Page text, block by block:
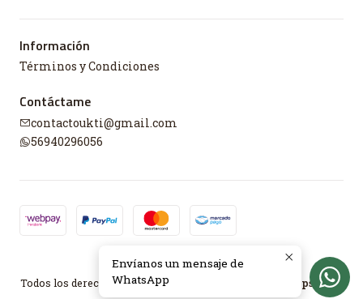
Información
Términos y Condiciones
Contáctame
contactoukti@gmail.com
56940296056
2026 UKTI.
Todos los derechos reservados.
Desarrollado por Jumpseller
Envíanos un mensaje de
WhatsApp